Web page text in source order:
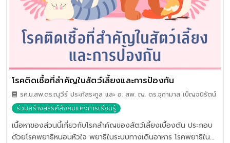
โรคติดเชื้อที่สำคัญในสัตว์เลี้ยงและการป้องกัน
รศ.น.สพ.ดร.ณุวีร์ ประภัสระกูล และ อ. สพ. ญ. ดร.จุฑามาส เบ็ญจนิรัตน์
ร่วมสร้างสรรค์สังคมแห่งการเรียนรู้
เนื้อหาของส่วนนี้เกี่ยวกับโรคสำคัญของสัตว์เลี้ยงเบื้องต้น ประกอบ
ด้วยโรคพยาธิหนอนหัวใจ พยาธิในระบบทางเดินอาหาร โรคพยาธิใน